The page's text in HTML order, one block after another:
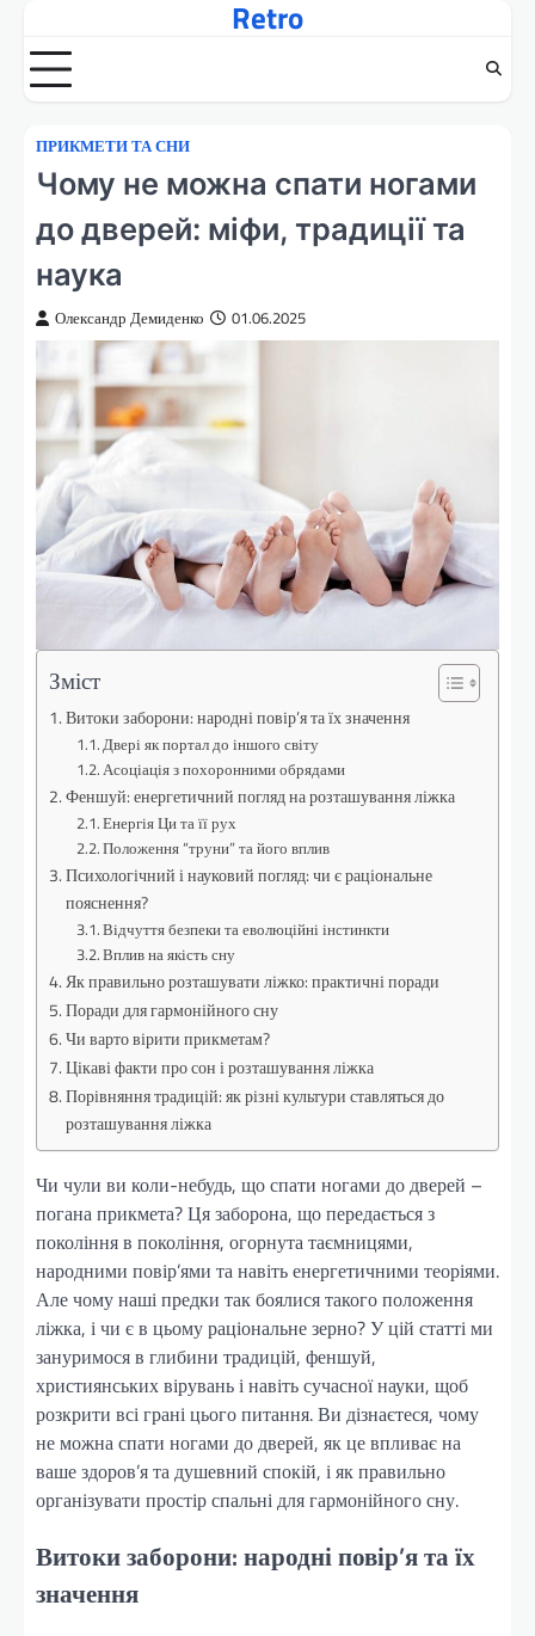
вмісту
Retro
ПРИКМЕТИ ТА СНИ
Чому не можна спати ногами
до дверей: міфи, традиції та
наука
Олександр Демиденко 01.06.2025
Зміст
Витоки заборони: народні повір’я та їх значення
Двері як портал до іншого світу
Асоціація з похоронними обрядами
Феншуй: енергетичний погляд на розташування ліжка
Енергія Ци та її рух
Положення “труни” та його вплив
Психологічний і науковий погляд: чи є раціональне
пояснення?
Відчуття безпеки та еволюційні інстинкти
Вплив на якість сну
Як правильно розташувати ліжко: практичні поради
Поради для гармонійного сну
Чи варто вірити прикметам?
Цікаві факти про сон і розташування ліжка
Порівняння традицій: як різні культури ставляться до
розташування ліжка
Чи чули ви коли-небудь, що спати ногами до дверей –
погана прикмета? Ця заборона, що передається з
покоління в покоління, огорнута таємницями,
народними повір’ями та навіть енергетичними теоріями.
Але чому наші предки так боялися такого положення
ліжка, і чи є в цьому раціональне зерно? У цій статті ми
зануримося в глибини традицій, феншуй,
християнських вірувань і навіть сучасної науки, щоб
розкрити всі грані цього питання. Ви дізнаєтеся, чому
не можна спати ногами до дверей, як це впливає на
ваше здоров’я та душевний спокій, і як правильно
організувати простір спальні для гармонійного сну.
Витоки заборони: народні повір’я та їх
значення